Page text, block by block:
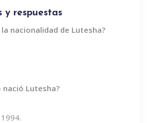
y respuestas
nacionalidad de Lutesha?
nació Lutesha?